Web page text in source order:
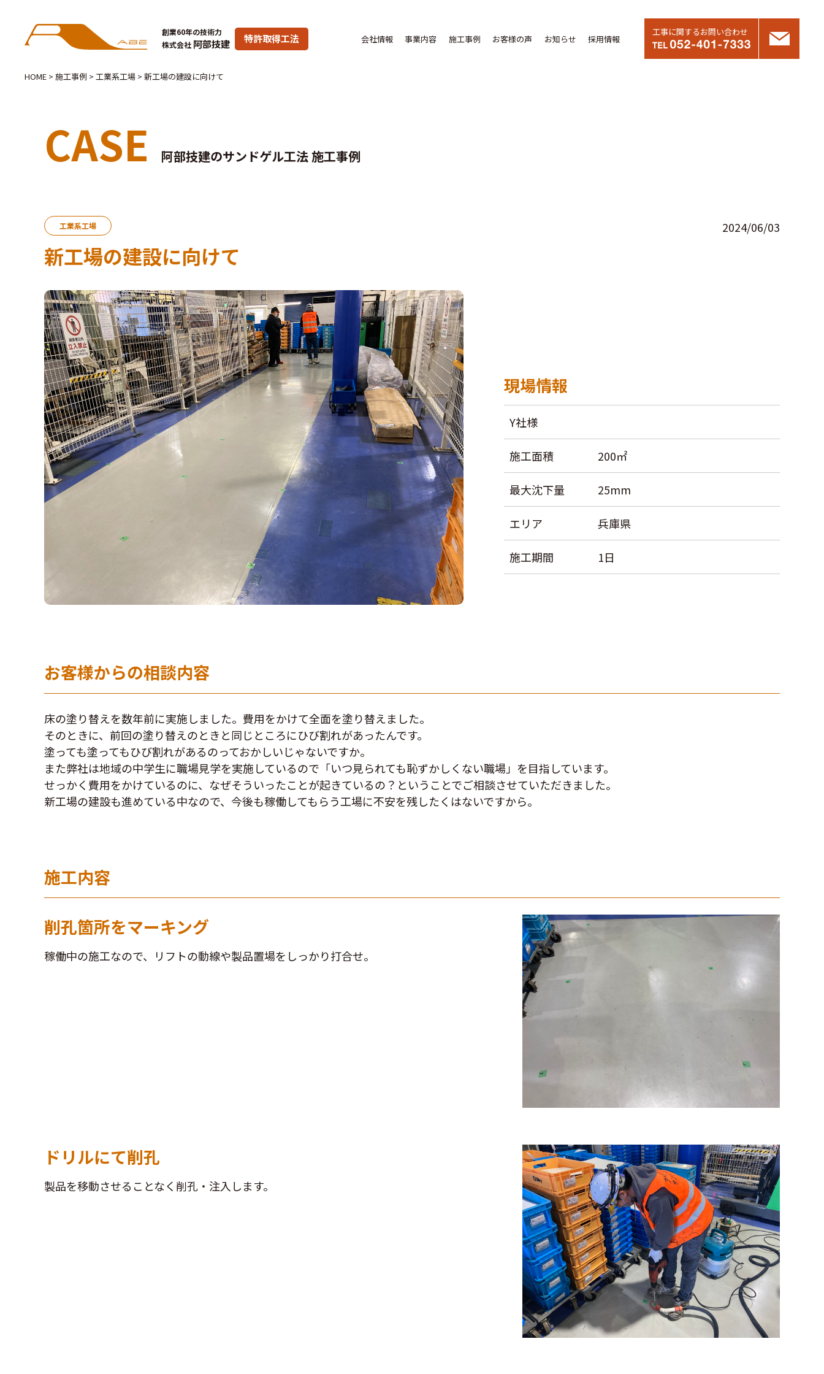
創業60年の技術力
株式会社 阿部技建 特許取得工法 会社情報 事業内容 施工事例 お客様の声 お知らせ 採用情報
工事に関するお問い合わせ
HOME > 施工事例 > 工業系工場 > 新工場の建設に向けて
CASE 阿部技建のサンドゲル工法 施工事例
工業系工場 2024/06/03
新工場の建設に向けて
現場情報
Y社様
施工面積 200㎡
最大沈下量 25mm
エリア 兵庫県
施工期間 1日
お客様からの相談内容
床の塗り替えを数年前に実施しました。費用をかけて全面を塗り替えました。
そのときに、前回の塗り替えのときと同じところにひび割れがあったんです。
塗っても塗ってもひび割れがあるのっておかしいじゃないですか。
また弊社は地域の中学生に職場見学を実施しているので「いつ見られても恥ずかしくない職場」を目指しています。
せっかく費用をかけているのに、なぜそういったことが起きているの？ということでご相談させていただきました。
新工場の建設も進めている中なので、今後も稼働してもらう工場に不安を残したくはないですから。
施工内容
削孔箇所をマーキング
稼働中の施工なので、リフトの動線や製品置場をしっかり打合せ。
ドリルにて削孔
製品を移動させることなく削孔・注入します。